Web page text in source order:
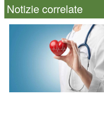
Notizie correlate